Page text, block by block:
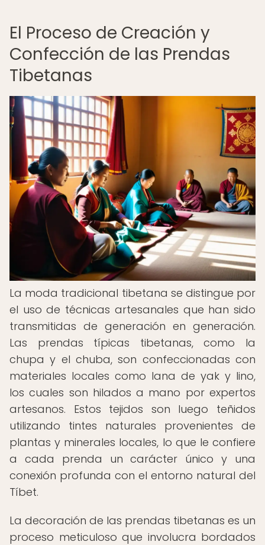
El Proceso de Creación y
Confección de las Prendas
Tibetanas
La moda tradicional tibetana se distingue por
el uso de técnicas artesanales que han sido
transmitidas de generación en generación.
Las prendas típicas tibetanas, como la
chupa y el chuba, son confeccionadas con
materiales locales como lana de yak y lino,
los cuales son hilados a mano por expertos
artesanos. Estos tejidos son luego teñidos
utilizando tintes naturales provenientes de
plantas y minerales locales, lo que le confiere
a cada prenda un carácter único y una
conexión profunda con el entorno natural del
Tíbet.
La decoración de las prendas tibetanas es un
proceso meticuloso que involucra bordados